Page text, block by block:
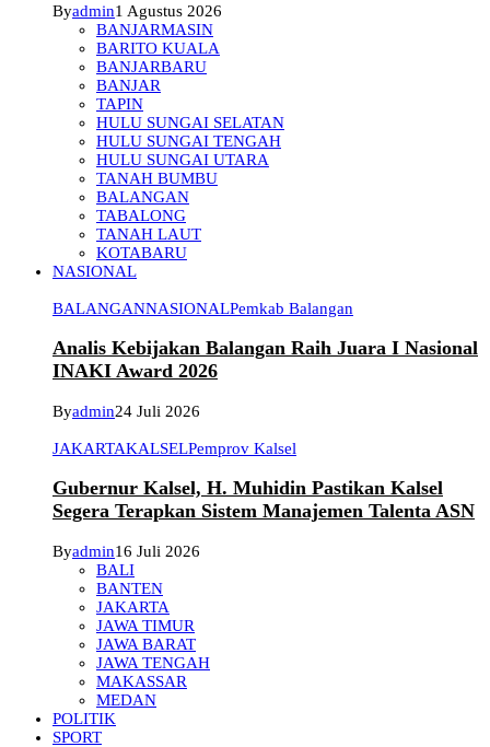
Byadmin1 Agustus 2026
BANJARMASIN
BARITO KUALA
BANJARBARU
BANJAR
TAPIN
HULU SUNGAI SELATAN
HULU SUNGAI TENGAH
HULU SUNGAI UTARA
TANAH BUMBU
BALANGAN
TABALONG
TANAH LAUT
KOTABARU
NASIONAL
BALANGANNASIONALPemkab Balangan
Analis Kebijakan Balangan Raih Juara I Nasional
INAKI Award 2026
Byadmin24 Juli 2026
JAKARTAKALSELPemprov Kalsel
Gubernur Kalsel, H. Muhidin Pastikan Kalsel
Segera Terapkan Sistem Manajemen Talenta ASN
Byadmin16 Juli 2026
BALI
BANTEN
JAKARTA
JAWA TIMUR
JAWA BARAT
JAWA TENGAH
MAKASSAR
MEDAN
POLITIK
SPORT